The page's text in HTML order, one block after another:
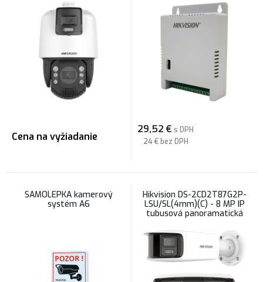
Cena na vyžiadanie
29,52 € s DPH
24 € bez DPH
SAMOLEPKA kamerový
systém A6
Hikvision DS-2CD2T87G2P-
LSU/SL(4mm)(C) - 8 MP IP
tubusová panoramatická